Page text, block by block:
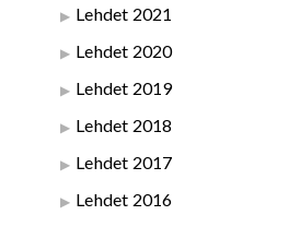
Lehdet 2021
Lehdet 2020
Lehdet 2019
Lehdet 2018
Lehdet 2017
Lehdet 2016